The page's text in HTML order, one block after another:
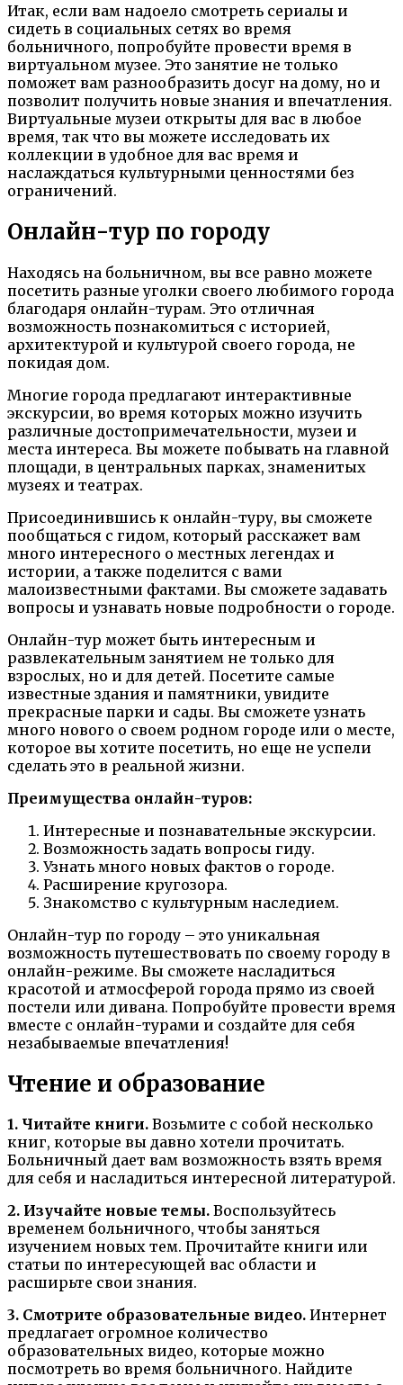
Итак, если вам надоело смотреть сериалы и
сидеть в социальных сетях во время
больничного, попробуйте провести время в
виртуальном музее. Это занятие не только
поможет вам разнообразить досуг на дому, но и
позволит получить новые знания и впечатления.
Виртуальные музеи открыты для вас в любое
время, так что вы можете исследовать их
коллекции в удобное для вас время и
наслаждаться культурными ценностями без
ограничений.
Онлайн-тур по городу
Находясь на больничном, вы все равно можете
посетить разные уголки своего любимого города
благодаря онлайн-турам. Это отличная
возможность познакомиться с историей,
архитектурой и культурой своего города, не
покидая дом.
Многие города предлагают интерактивные
экскурсии, во время которых можно изучить
различные достопримечательности, музеи и
места интереса. Вы можете побывать на главной
площади, в центральных парках, знаменитых
музеях и театрах.
Присоединившись к онлайн-туру, вы сможете
пообщаться с гидом, который расскажет вам
много интересного о местных легендах и
истории, а также поделится с вами
малоизвестными фактами. Вы сможете задавать
вопросы и узнавать новые подробности о городе.
Онлайн-тур может быть интересным и
развлекательным занятием не только для
взрослых, но и для детей. Посетите самые
известные здания и памятники, увидите
прекрасные парки и сады. Вы сможете узнать
много нового о своем родном городе или о месте,
которое вы хотите посетить, но еще не успели
сделать это в реальной жизни.
Преимущества онлайн-туров:
Интересные и познавательные экскурсии.
Возможность задать вопросы гиду.
Узнать много новых фактов о городе.
Расширение кругозора.
Знакомство с культурным наследием.
Онлайн-тур по городу – это уникальная
возможность путешествовать по своему городу в
онлайн-режиме. Вы сможете насладиться
красотой и атмосферой города прямо из своей
постели или дивана. Попробуйте провести время
вместе с онлайн-турами и создайте для себя
незабываемые впечатления!
Чтение и образование
1. Читайте книги. Возьмите с собой несколько
книг, которые вы давно хотели прочитать.
Больничный дает вам возможность взять время
для себя и насладиться интересной литературой.
2. Изучайте новые темы. Воспользуйтесь
временем больничного, чтобы заняться
изучением новых тем. Прочитайте книги или
статьи по интересующей вас области и
расширьте свои знания.
3. Смотрите образовательные видео. Интернет
предлагает огромное количество
образовательных видео, которые можно
посмотреть во время больничного. Найдите